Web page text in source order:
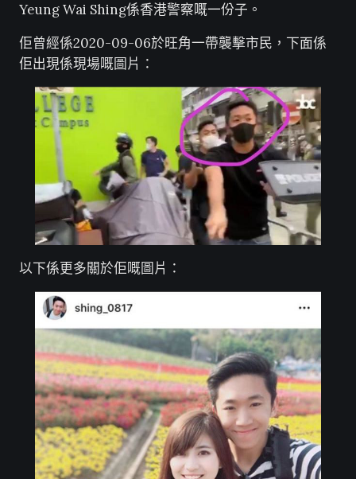
Yeung Wai Shing係香港警察嘅一份子。
佢曾經係2020-09-06於旺角一帶襲擊市民，下面係
佢出現係現場嘅圖片：
以下係更多關於佢嘅圖片：